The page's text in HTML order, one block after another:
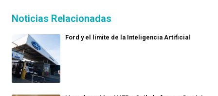
Noticias Relacionadas
Ford y el límite de la Inteligencia Artificial